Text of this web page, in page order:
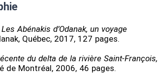
Les Abénakis d’Odanak, un voyage
Québec, 2017, 127 pages.
du delta de la rivière Saint-François,
de Montréal, 2006, 46 pages.